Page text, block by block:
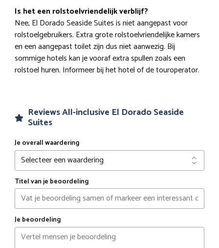
Is het een rolstoelvriendelijk verblijf?
Nee, El Dorado Seaside Suites is niet aangepast voor
rolstoelgebruikers. Extra grote rolstoelvriendelijke kamers
en een aangepast toilet zijn dus niet aanwezig. Bij
sommige hotels kan je vooraf extra spullen zoals een
rolstoel huren. Informeer bij het hotel of de touroperator.
Reviews All-inclusive El Dorado Seaside
Suites
Je overall waardering
Titel van je beoordeling
Je beoordeling